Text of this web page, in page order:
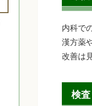
内科で
漢方薬
改善は
検